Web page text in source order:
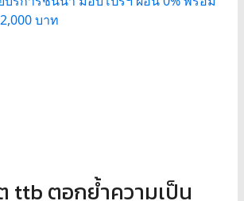
ttb ตอกย้ำความเป็น